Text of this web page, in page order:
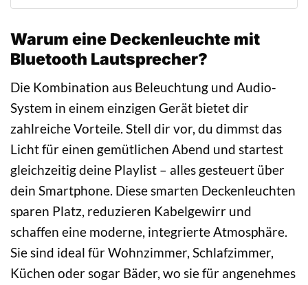
Warum eine Deckenleuchte mit
Bluetooth Lautsprecher?
Die Kombination aus Beleuchtung und Audio-
System in einem einzigen Gerät bietet dir
zahlreiche Vorteile. Stell dir vor, du dimmst das
Licht für einen gemütlichen Abend und startest
gleichzeitig deine Playlist – alles gesteuert über
dein Smartphone. Diese smarten Deckenleuchten
sparen Platz, reduzieren Kabelgewirr und
schaffen eine moderne, integrierte Atmosphäre.
Sie sind ideal für Wohnzimmer, Schlafzimmer,
Küchen oder sogar Bäder, wo sie für angenehmes